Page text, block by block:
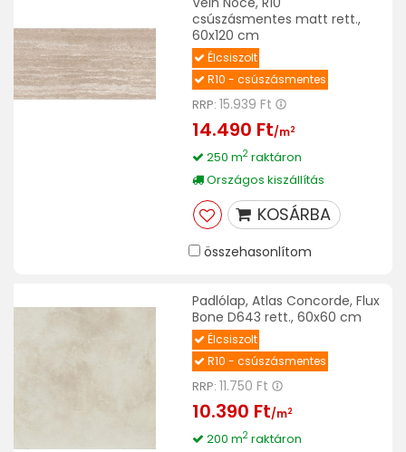
csúszásmentes matt rett.,
60x120 cm
Élcsiszolt
R10 - csúszásmentes
RRP: 15.939 Ft
14.490 Ft/m2
250 m2raktáron
Országos kiszállítás
KOSÁRBA
összehasonlítom
Padlólap, Atlas Concorde, Flux
Bone D643 rett., 60x60 cm
Élcsiszolt
R10 - csúszásmentes
RRP: 11.750 Ft
10.390 Ft/m2
200 m2raktáron